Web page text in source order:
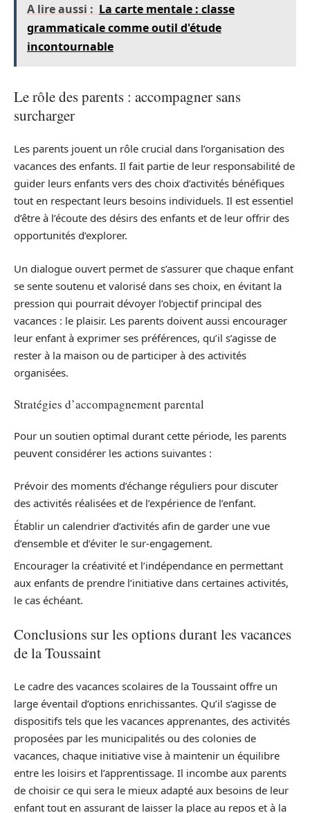
A lire aussi : La carte mentale : classe
grammaticale comme outil d'étude
incontournable
Le rôle des parents : accompagner sans
surcharger
Les parents jouent un rôle crucial dans l’organisation des
vacances des enfants. Il fait partie de leur responsabilité de
guider leurs enfants vers des choix d’activités bénéfiques
tout en respectant leurs besoins individuels. Il est essentiel
d’être à l’écoute des désirs des enfants et de leur offrir des
opportunités d’explorer.
Un dialogue ouvert permet de s’assurer que chaque enfant
se sente soutenu et valorisé dans ses choix, en évitant la
pression qui pourrait dévoyer l’objectif principal des
vacances : le plaisir. Les parents doivent aussi encourager
leur enfant à exprimer ses préférences, qu’il s’agisse de
rester à la maison ou de participer à des activités
organisées.
Stratégies d’accompagnement parental
Pour un soutien optimal durant cette période, les parents
peuvent considérer les actions suivantes :
Prévoir des moments d’échange réguliers pour discuter
des activités réalisées et de l’expérience de l’enfant.
Établir un calendrier d’activités afin de garder une vue
d’ensemble et d’éviter le sur-engagement.
Encourager la créativité et l’indépendance en permettant
aux enfants de prendre l’initiative dans certaines activités,
le cas échéant.
Conclusions sur les options durant les vacances
de la Toussaint
Le cadre des vacances scolaires de la Toussaint offre un
large éventail d’options enrichissantes. Qu’il s’agisse de
dispositifs tels que les vacances apprenantes, des activités
proposées par les municipalités ou des colonies de
vacances, chaque initiative vise à maintenir un équilibre
entre les loisirs et l’apprentissage. Il incombe aux parents
de choisir ce qui sera le mieux adapté aux besoins de leur
enfant tout en assurant de laisser la place au repos et à la